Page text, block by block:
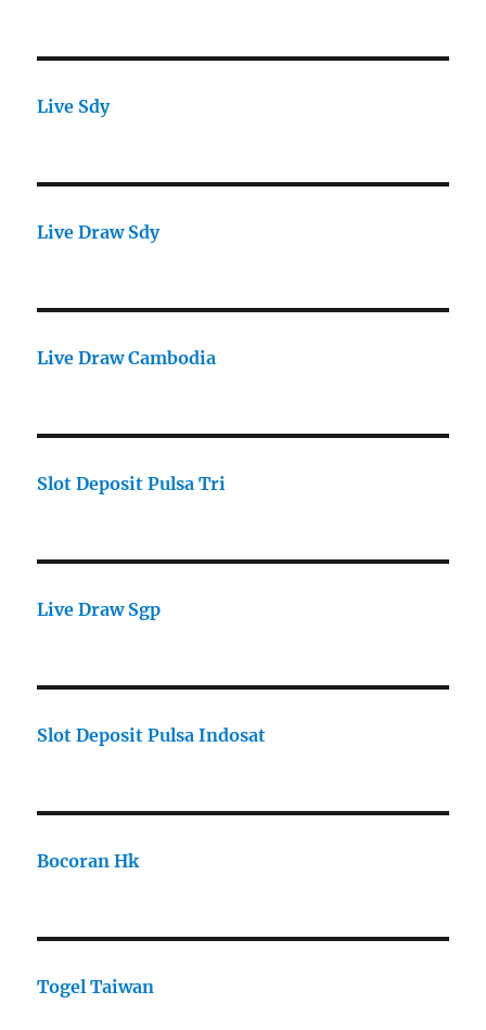
Live Sdy
Live Draw Sdy
Live Draw Cambodia
Slot Deposit Pulsa Tri
Live Draw Sgp
Slot Deposit Pulsa Indosat
Bocoran Hk
Togel Taiwan